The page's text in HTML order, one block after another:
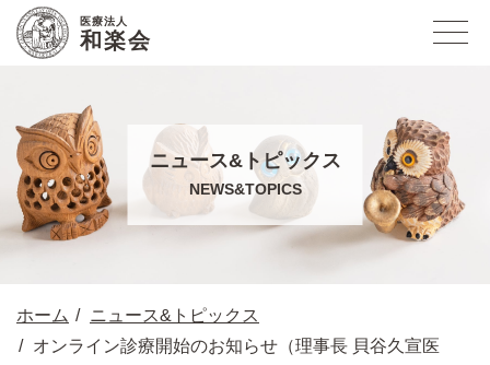
医療法人
和楽会
ニュース&トピックス
NEWS&TOPICS
ホーム
ニュース&トピックス
オンライン診療開始のお知らせ（理事長 貝谷久宣医